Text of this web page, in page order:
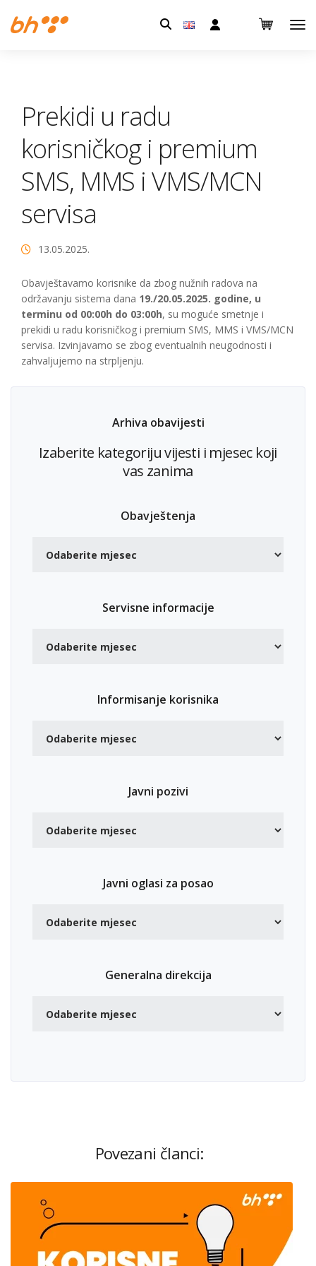
Pretraga:
Prekidi u radu
korisničkog i premium
SMS, MMS i VMS/MCN
servisa
13.05.2025.
Obavještavamo korisnike da zbog nužnih radova na
održavanju sistema dana 19./20.05.2025. godine, u
terminu od 00:00h do 03:00h, su moguće smetnje i
prekidi u radu korisničkog i premium SMS, MMS i VMS/MCN
servisa. Izvinjavamo se zbog eventualnih neugodnosti i
zahvaljujemo na strpljenju.
Arhiva obavijesti
Izaberite kategoriju vijesti i mjesec koji
vas zanima
Obavještenja
Servisne informacije
Informisanje korisnika
Javni pozivi
Javni oglasi za posao
Generalna direkcija
Povezani članci: